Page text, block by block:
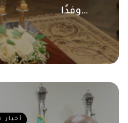
وفدًا…
أخبار